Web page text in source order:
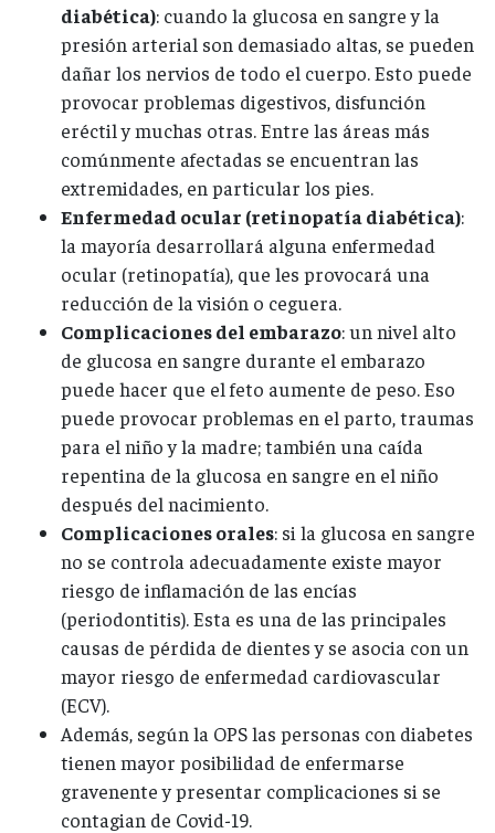
diabética): cuando la glucosa en sangre y la
presión arterial son demasiado altas, se pueden
dañar los nervios de todo el cuerpo. Esto puede
provocar problemas digestivos, disfunción
eréctil y muchas otras. Entre las áreas más
comúnmente afectadas se encuentran las
extremidades, en particular los pies.
Enfermedad ocular (retinopatía diabética):
la mayoría desarrollará alguna enfermedad
ocular (retinopatía), que les provocará una
reducción de la visión o ceguera.
Complicaciones del embarazo: un nivel alto
de glucosa en sangre durante el embarazo
puede hacer que el feto aumente de peso. Eso
puede provocar problemas en el parto, traumas
para el niño y la madre; también una caída
repentina de la glucosa en sangre en el niño
después del nacimiento.
Complicaciones orales: si la glucosa en sangre
no se controla adecuadamente existe mayor
riesgo de inflamación de las encías
(periodontitis). Esta es una de las principales
causas de pérdida de dientes y se asocia con un
mayor riesgo de enfermedad cardiovascular
(ECV).
Además, según la OPS las personas con diabetes
tienen mayor posibilidad de enfermarse
gravenente y presentar complicaciones si se
contagian de Covid-19.